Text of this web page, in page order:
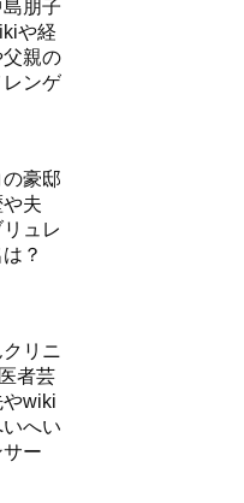
朋子
や経
親の
ンゲ
豪邸
夫
ュレ
？
リニ
者芸
やwiki
へい
サー